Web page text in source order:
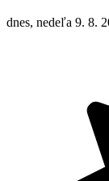
dnes, nedeľa 9. 8.